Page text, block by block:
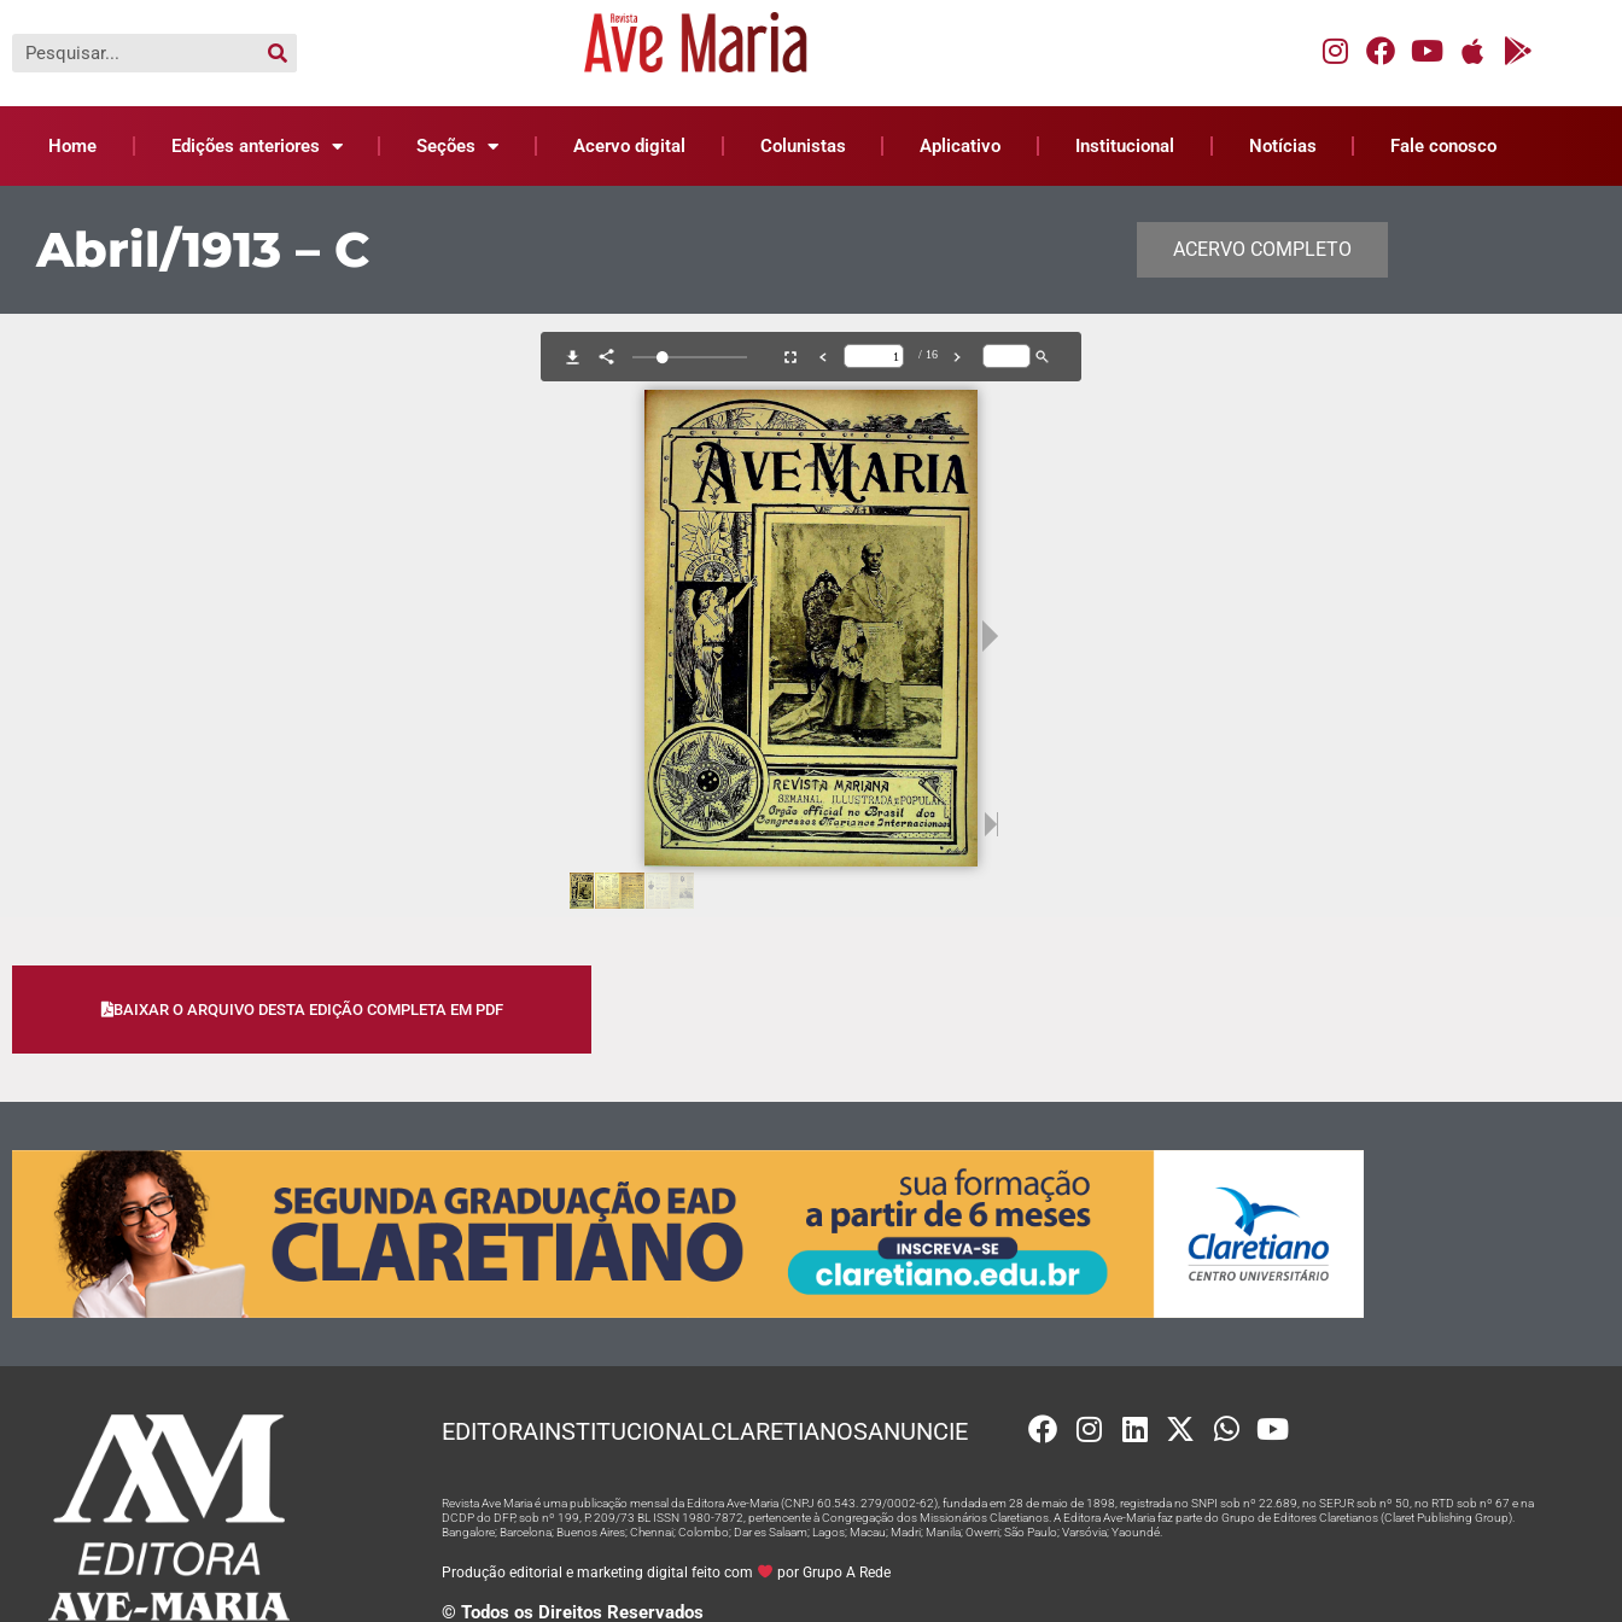
Home Edições anteriores Seções Acervo digital Colunistas Aplicativo Institucional Notícias Fale conosco
Abril/1913 – C ACERVO COMPLETO
BAIXAR O ARQUIVO DESTA EDIÇÃO COMPLETA EM PDF
EDITORAINSTITUCIONALCLARETIANOSANUNCIE
Revista Ave Maria é uma publicação mensal da Editora Ave-Maria (CNPJ 60.543. 279/0002-62), fundada em 28 de maio de 1898, registrada no SNPI sob nº 22.689, no SEPJR sob nº 50, no RTD sob nº 67 e na
DCDP do DFP, sob nº 199, P. 209/73 BL ISSN 1980-7872, pertencente à Congregação dos Missionários Claretianos. A Editora Ave-Maria faz parte do Grupo de Editores Claretianos (Claret Publishing Group).
Bangalore; Barcelona; Buenos Aires; Chennai; Colombo; Dar es Salaam; Lagos; Macau; Madri; Manila; Owerri; São Paulo; Varsóvia; Yaoundé.
Produção editorial e marketing digital feito com por Grupo A Rede
© Todos os Direitos Reservados